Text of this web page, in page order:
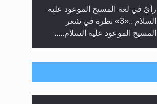
رأيٌ في لغة المسيح الموعود عليه
السلام ..«3» نظرة في شعر
المسيح الموعود عليه السلام.....
**الحصن الحصين من وساوس